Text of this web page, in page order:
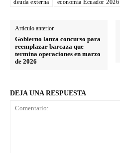
deuda externa economía Ecuador 2026
Artículo anterior
Gobierno lanza concurso para
reemplazar barcaza que
termina operaciones en marzo
de 2026
DEJA UNA RESPUESTA